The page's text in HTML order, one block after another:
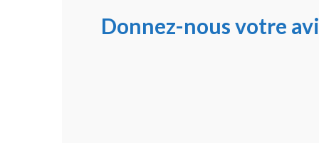
Donnez-nous votre